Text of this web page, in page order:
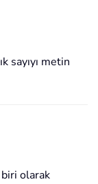
sayıyı metin
olarak